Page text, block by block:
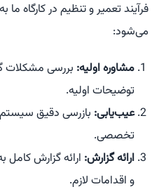
فرآیند تعمیر و تنظیم در کارگاه
می‌شود:
مشاوره اولیه: بررسی مشکلات
توضیحات اولیه.
عیب‌یابی: بازرسی دقیق سیستم
تخصصی.
ارائه گزارش: ارائه گزارش
و اقدامات لازم.